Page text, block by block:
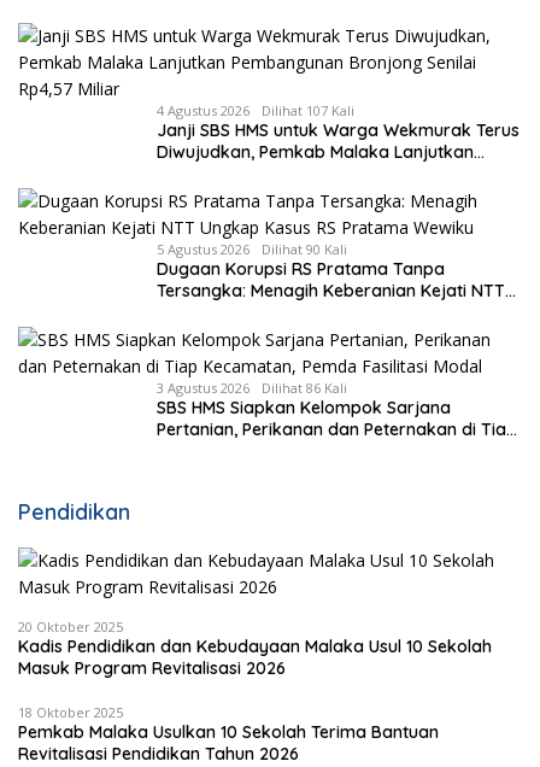
4 Agustus 2026 Dilihat 107 Kali
Janji SBS HMS untuk Warga Wekmurak Terus
Diwujudkan, Pemkab Malaka Lanjutkan
5 Agustus 2026 Dilihat 90 Kali
Dugaan Korupsi RS Pratama Tanpa
Tersangka: Menagih Keberanian Kejati NTT
3 Agustus 2026 Dilihat 86 Kali
SBS HMS Siapkan Kelompok Sarjana
Pertanian, Perikanan dan Peternakan di Tiap
Pendidikan
20 Oktober 2025
Kadis Pendidikan dan Kebudayaan Malaka Usul 10 Sekolah
Masuk Program Revitalisasi 2026
18 Oktober 2025
Pemkab Malaka Usulkan 10 Sekolah Terima Bantuan
Revitalisasi Pendidikan Tahun 2026